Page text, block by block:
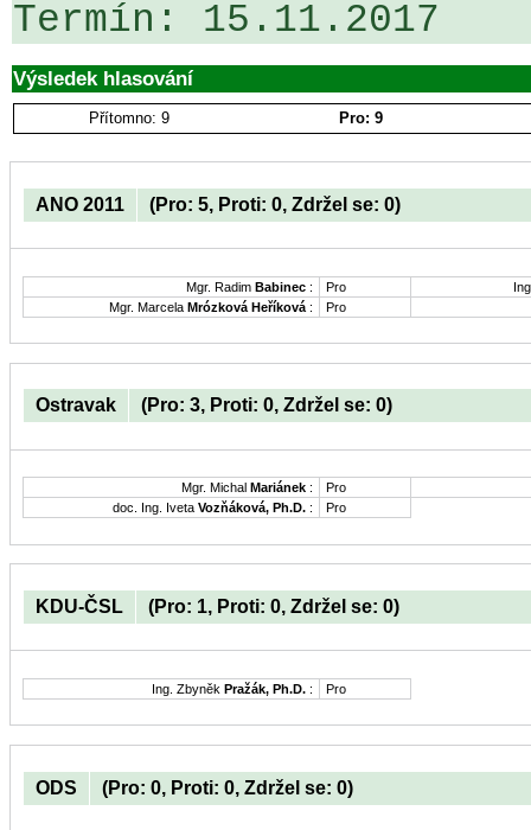
Výsledek hlasování
Přítomno: 9 Pro: 9
ANO 2011 (Pro: 5, Proti: 0, Zdržel se: 0)
Mgr. Radim Babinec : Pro
Mgr. Marcela Mrózková Heříková : Pro
Ostravak (Pro: 3, Proti: 0, Zdržel se: 0)
Mgr. Michal Mariánek :
Pro
doc. Ing. Iveta Vozňáková, Ph.D. : Pro
KDU-ČSL (Pro: 1, Proti: 0, Zdržel se: 0)
Ing. Zbyněk Pražák, Ph.D. : Pro
ODS (Pro: 0, Proti: 0, Zdržel se: 0)